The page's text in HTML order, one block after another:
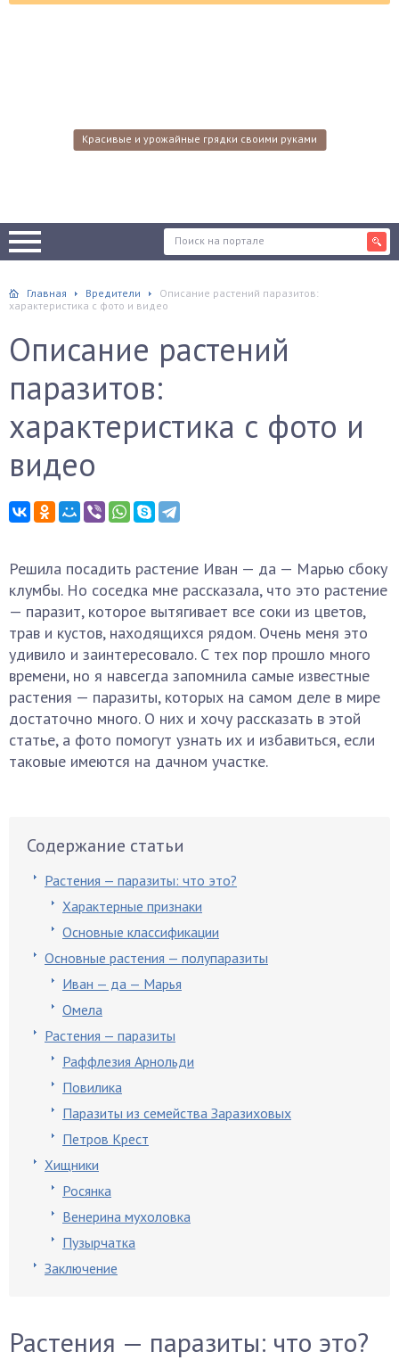
Красивые и урожайные грядки своими руками
Главная Вредители
Описание растений паразитов:
характеристика с фото и видео
Описание растений
паразитов:
характеристика с фото и
видео
Решила посадить растение Иван — да — Марью сбоку
клумбы. Но соседка мне рассказала, что это растение
— паразит, которое вытягивает все соки из цветов,
трав и кустов, находящихся рядом. Очень меня это
удивило и заинтересовало. С тех пор прошло много
времени, но я навсегда запомнила самые известные
растения — паразиты, которых на самом деле в мире
достаточно много. О них и хочу рассказать в этой
статье, а фото помогут узнать их и избавиться, если
таковые имеются на дачном участке.
Содержание статьи
Растения — паразиты: что это?
Характерные признаки
Основные классификации
Основные растения — полупаразиты
Иван — да — Марья
Омела
Растения — паразиты
Раффлезия Арнольди
Повилика
Паразиты из семейства Заразиховых
Петров Крест
Хищники
Росянка
Венерина мухоловка
Пузырчатка
Заключение
Растения — паразиты: что это?